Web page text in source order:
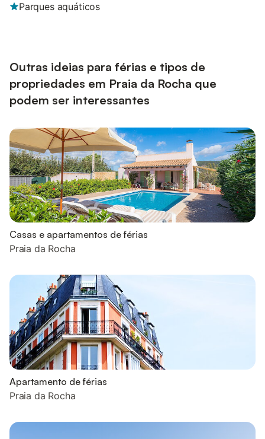
Parques aquáticos
Outras ideias para férias e tipos de
propriedades em Praia da Rocha que
podem ser interessantes
Casas e apartamentos de férias
Praia da Rocha
Apartamento de férias
Praia da Rocha